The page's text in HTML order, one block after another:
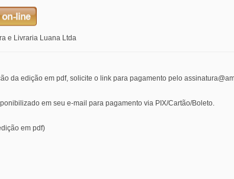
Leia on-line
e Livraria Luana Ltda
da edição em pdf, solicite o link para pagamento pelo
em seu e-mail para pagamento via PIX/Cartão/Boleto.
em pdf)